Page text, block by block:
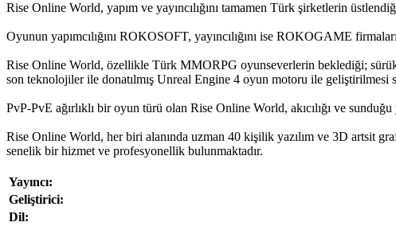
Rise Online World, yapım ve yayıncılığını tamamen Türk şirketlerin
Oyunun yapımcılığını ROKOSOFT, yayıncılığını ise ROKOGAME
Rise Online World, özellikle Türk MMORPG oyunseverlerin beklediği;
son teknolojiler ile donatılmış Unreal Engine 4 oyun motoru ile geliştirilmesi
PvP-PvE ağırlıklı bir oyun türü olan Rise Online World, akıcılığı ve
Rise Online World, her biri alanında uzman 40 kişilik yazılım ve 3D artsit
senelik bir hizmet ve profesyonellik bulunmaktadır.
Yayıncı:
Geliştirici:
Dil: